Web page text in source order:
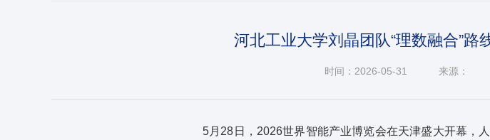
河北工业大学刘晶团队“理数融合”路
时间：2026-05-31 来源：
5月28日，2026世界智能产业博览会在天津盛大开幕，